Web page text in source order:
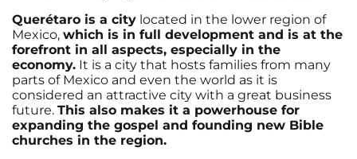
Querétaro is a city located in the lower region of
Mexico, which is in full development and is at the
forefront in all aspects, especially in the
economy. It is a city that hosts families from many
parts of Mexico and even the world as it is
considered an attractive city with a great business
future. This also makes it a powerhouse for
expanding the gospel and founding new Bible
churches in the region.